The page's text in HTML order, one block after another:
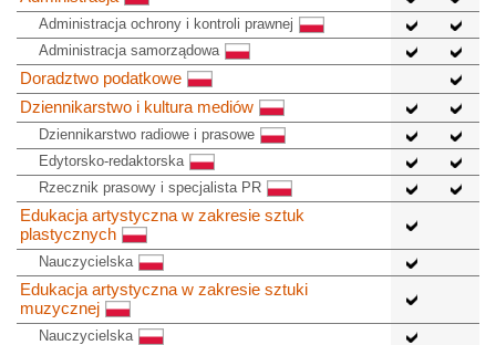
Administracja ochrony i kontroli prawnej
Administracja samorządowa
Doradztwo podatkowe
Dziennikarstwo i kultura mediów
Dziennikarstwo radiowe i prasowe
Edytorsko-redaktorska
Rzecznik prasowy i specjalista PR
Edukacja artystyczna w zakresie sztuk
plastycznych
Nauczycielska
Edukacja artystyczna w zakresie sztuki
muzycznej
Nauczycielska